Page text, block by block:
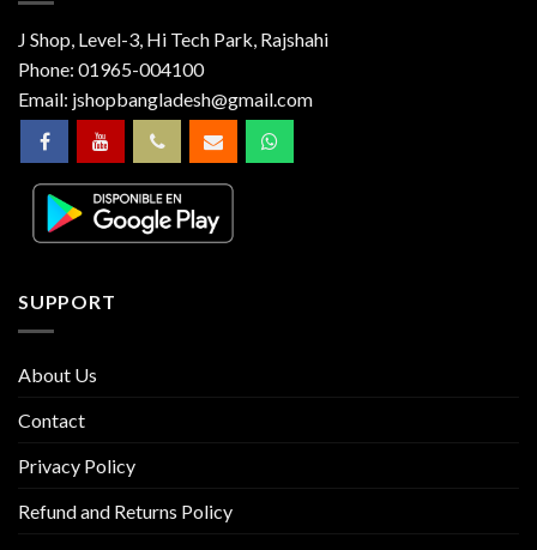
J Shop, Level-3, Hi Tech Park, Rajshahi
Phone: 01965-004100
Email: jshopbangladesh@gmail.com
SUPPORT
About Us
Contact
Privacy Policy
Refund and Returns Policy